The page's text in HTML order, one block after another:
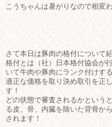
こうちゃんは暑がりなので相変
さて本日は豚肉の格付について
格付とは（社）日本格付協会が
いて牛肉や豚肉にランク付けす
適正な価格を取り決め取引を正
す！
どの状態で審査されるかという
る皮、骨、内臓を除いた背骨か
されます！